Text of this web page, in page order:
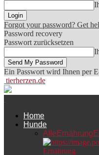
Forgot your password? Get
Password recovery
Passwort zurücksetzen
Ein Passwort wird Ihnen per
tierherzen.de
Home
Hunde
Alle Ernährung
Ernährung